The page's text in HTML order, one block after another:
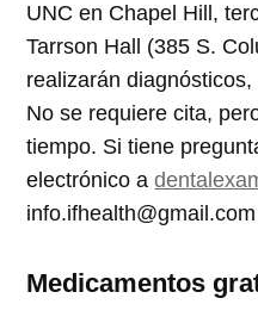
UNC en Chapel Hill,
Tarrson Hall (385 S.
realizarán
No se requiere cita,
tiempo. Si tiene
electrónico a
info.ifhealth@gmail.com
Medicamentos